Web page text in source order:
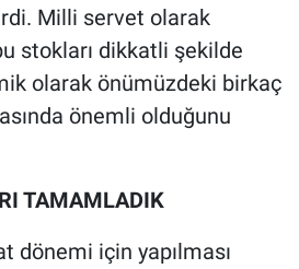
Milli servet olarak
stokları dikkatli şekilde
olarak önümüzdeki birkaç
önemli olduğunu
TAMAMLADIK
dönemi için yapılması